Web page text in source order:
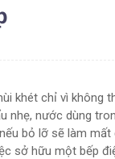
khét chỉ vì không
nhẹ, nước dùng
bỏ lỡ sẽ làm
sở hữu một bếp